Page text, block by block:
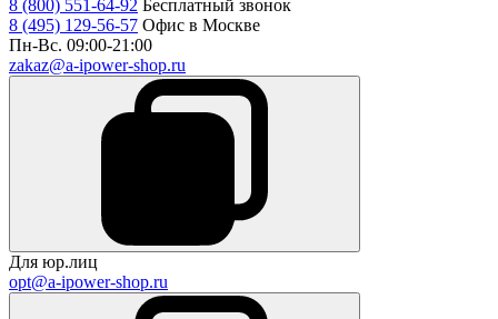
8 (800) 551-64-92 Бесплатный звонок
8 (495) 129-56-57 Офис в Москве
Пн-Вс. 09:00-21:00
zakaz@a-ipower-shop.ru
Для юр.лиц
opt@a-ipower-shop.ru